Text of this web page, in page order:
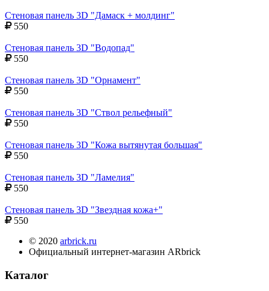
Стеновая панель 3D "Дамаск + молдинг"
550
Стеновая панель 3D "Водопад"
550
Стеновая панель 3D "Орнамент"
550
Стеновая панель 3D "Ствол рельефный"
550
Стеновая панель 3D "Кожа вытянутая большая"
550
Стеновая панель 3D "Ламелия"
550
Стеновая панель 3D "Звездная кожа+"
550
© 2020 arbrick.ru
Официальный интернет-магазин ARbrick
Каталог